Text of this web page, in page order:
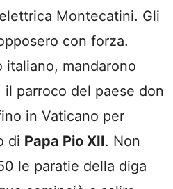
Montecatini. Gli
con forza.
italiano, mandarono
il parroco del paese don
in Vaticano per
di Papa Pio XII. Non
le paratie della diga